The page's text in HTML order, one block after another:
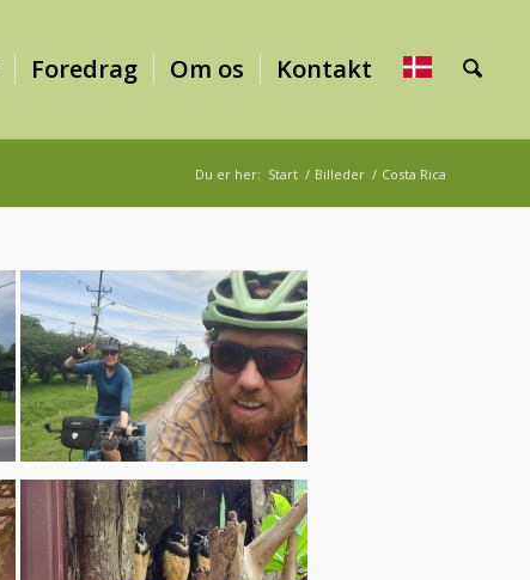
Foredrag Om os Kontakt
Du er her: Start / Billeder / Costa Rica